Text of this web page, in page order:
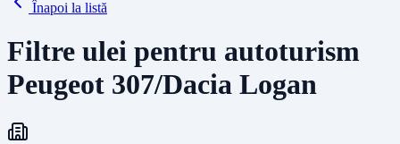
Înapoi la listă
Filtre ulei pentru autoturism
Peugeot 307/Dacia Logan